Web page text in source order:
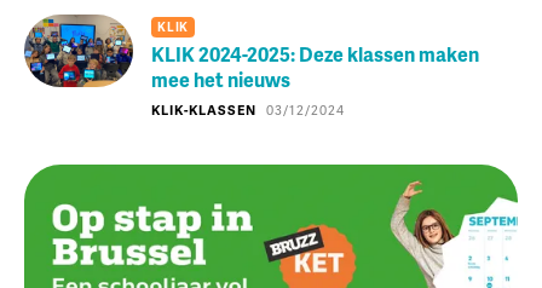
KLIK
KLIK 2024-2025: Deze klassen maken
mee het nieuws
KLIK-KLASSEN 03/12/2024